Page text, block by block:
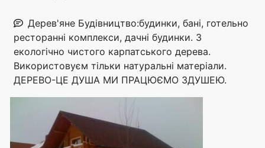
Дерев'яне Будівництво:будинки, бані, готельно
ресторанні комплекси, дачні будинки. З
екологічно чистого карпатського дерева.
Використовуєм тільки натуральні матеріали.
ДЕРЕВО-ЦЕ ДУША МИ ПРАЦЮЄМО ЗДУШЕЮ.